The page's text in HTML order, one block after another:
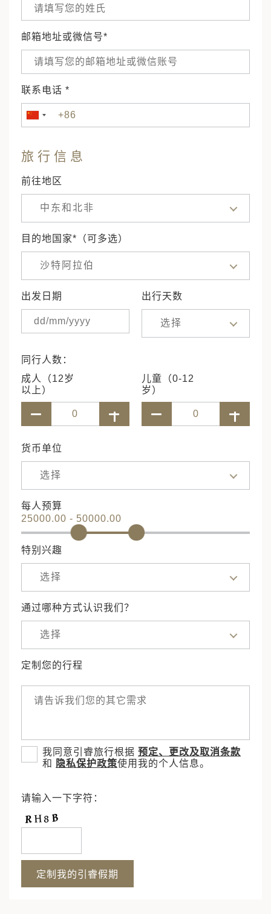
邮箱地址或微信号*
联系电话 *
旅行信息
前往地区
中东和北非
目的地国家*（可多选）
沙特阿拉伯
出发日期 出行天数
选择
同行人数：
成人（12岁
以上）
儿童（0-12
岁）
货币单位
选择
每人预算
25000.00 - 50000.00
特别兴趣
选择
通过哪种方式认识我们？
选择
定制您的行程
我同意引睿旅行根据 预定、更改及取消条款
和
隐私保护政策使用我的个人信息。
请输入一下字符：